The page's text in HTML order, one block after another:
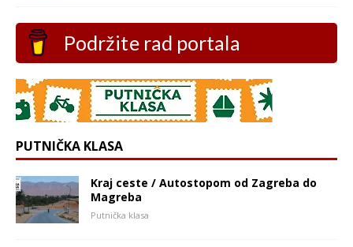
Podržite rad portala
PUTNIČKA KLASA
Kraj ceste / Autostopom od Zagreba do
Magreba
Putnička klasa